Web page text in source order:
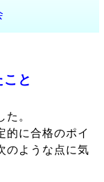
と
。
的に合格のポイ
のような点に気